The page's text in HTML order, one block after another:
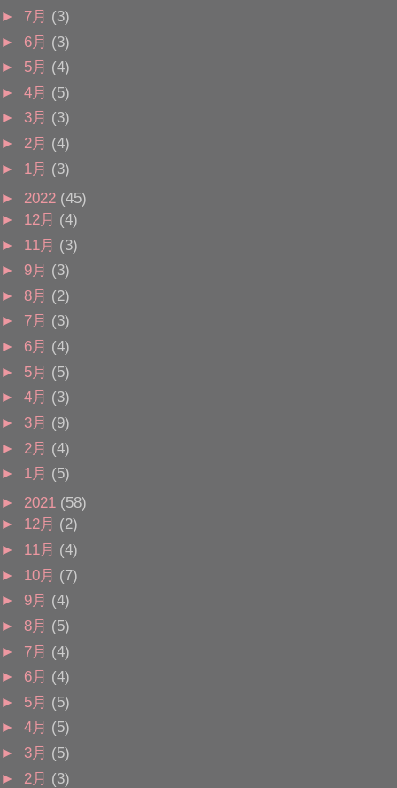
► 7月 (3)
► 6月 (3)
► 5月 (4)
► 4月 (5)
► 3月 (3)
► 2月 (4)
► 1月 (3)
► 2022 (45)
► 12月 (4)
► 11月 (3)
► 9月 (3)
► 8月 (2)
► 7月 (3)
► 6月 (4)
► 5月 (5)
► 4月 (3)
► 3月 (9)
► 2月 (4)
► 1月 (5)
► 2021 (58)
► 12月 (2)
► 11月 (4)
► 10月 (7)
► 9月 (4)
► 8月 (5)
► 7月 (4)
► 6月 (4)
► 5月 (5)
► 4月 (5)
► 3月 (5)
► 2月 (3)